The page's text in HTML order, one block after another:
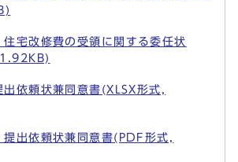
住宅改修費の受領に関する委任状
出依頼状兼同意書(XLSX形式,
提出依頼状兼同意書(PDF形式,